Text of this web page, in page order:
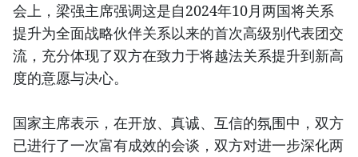
会上，梁强主席强调这是自2024年10月两国将关系
提升为全面战略伙伴关系以来的首次高级别代表团交
流，充分体现了双方在致力于将越法关系提升到新高
度的意愿与决心。
国家主席表示，在开放、真诚、互信的氛围中，双方
已进行了一次富有成效的会谈，双方对进一步深化两